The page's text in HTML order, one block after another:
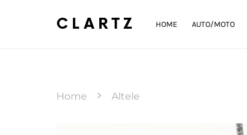
CLARTZ HOME AUTO/MOTO
Home Altele